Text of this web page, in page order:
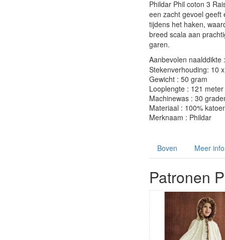
Phildar Phil coton 3
een zacht gevoel geeft
tijdens het haken,
breed scala aan
garen.
Aanbevolen naalddikte
Stekenverhouding: 10
Gewicht : 50 gram
Looplengte : 121 meter
Machinewas : 30
Materiaal : 100%
Merknaam : Phildar
Boven Meer info
Patronen